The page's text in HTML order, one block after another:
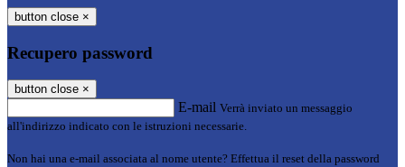
button close ×
Recupero password
button close ×
E-mail Verrà inviato un messaggio
all'indirizzo indicato con le istruzioni necessarie.
Non hai una e-mail associata al nome utente? Effettua il reset della password